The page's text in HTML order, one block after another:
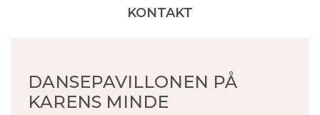
KONTAKT
DANSEPAVILLONEN PÅ
KARENS MINDE